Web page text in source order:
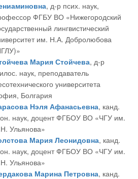
, д-р псих. наук,
ФГБУ ВО «Нижегородский
лингвистический
им. Н.А. Добролюбова
Мария Стойчева, д-р
наук, преподаватель
университета
Болгария
Нэля Афанасьевна, канд.
наук, доцент ФГБОУ ВО «ЧГУ им.
Ульянова»
Мария Леонидовна, канд.
наук, доцент ФГБОУ ВО «ЧГУ им.
Ульянова»
Марина Петровна, канд.